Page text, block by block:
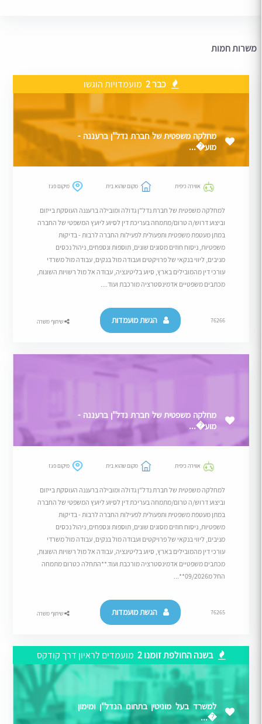
משרות חמות
כבר 2 מועמדויות הוגשו
מחלקה משפטית של חברת נדל"ן ברעננה -
מוע�...
אווירה כיפית מקום שהוא בית מיקום פגז
למחלקה משפטית של חברת נדל"ן גדולה ומובילה ברעננה העוסקת בייזום
וביצוע דרוש/ה טרום/מתמחה בעריכת דין לסיוע ליועץ המשפטי של החברה
במתן מעטפת משפטית ותפעולית לפעילות החברה לרבות - בדיקות
משפטיות, ניסוח חוזים מסוגים שונים, תוספות ונספחים, ניהול נכסים
מניבים, ליווי בנקאי של פרויקטים ועבודה מול בנקים, עבודה מול משרדי
עורכי דין מהמובילים בארץ, סיוע בליטיגציה, עבודה אל מול רשויות השונות,
מכתבים משפטיים אדמינסטרציה מורכבת ועוד....
76266 הגשת מועמדות שיתוף משרה
מחלקה משפטית של חברת נדל"ן ברעננה -
מוע�...
אווירה כיפית מקום שהוא בית מיקום פגז
למחלקה משפטית של חברת נדל"ן גדולה ומובילה ברעננה העוסקת בייזום
וביצוע דרוש/ה טרום/מתמחה בעריכת דין לסיוע ליועץ המשפטי של החברה
במתן מעטפת משפטית ותפעולית לפעילות החברה לרבות - בדיקות
משפטיות, ניסוח חוזים מסוגים שונים, תוספות ונספחים, ניהול נכסים
מניבים, ליווי בנקאי של פרויקטים ועבודה מול בנקים, עבודה מול משרדי
עורכי דין מהמובילים בארץ, סיוע בליטיגציה, עבודה אל מול רשויות השונות,
מכתבים משפטיים אדמינסטרציה מורכבת ועוד.**התחלה כטרום מתמחה
החל מ09/2026**...
76265 הגשת מועמדות שיתוף משרה
בשנה החולפת זומנו 2 מועמדים לראיון דרך קודקס
למשרד בעל מוניטין בתחום הנדל"ן ומימון
�...